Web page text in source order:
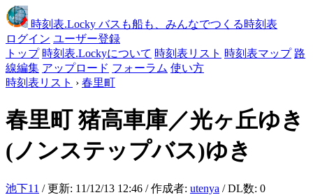
時刻表.Locky バスも船も、みんなでつくる時刻表
ログイン ユーザー登録
トップ 時刻表.Lockyについて 時刻表リスト 時刻表マップ 路
線編集 アップロード フォーラム 使い方
時刻表リスト › 春里町
春里町猪高車庫／光ヶ丘ゆき
(ノンステップバス)ゆき
池下11 / 更新: 11/12/13 12:46 / 作成者: utenya / DL数: 0